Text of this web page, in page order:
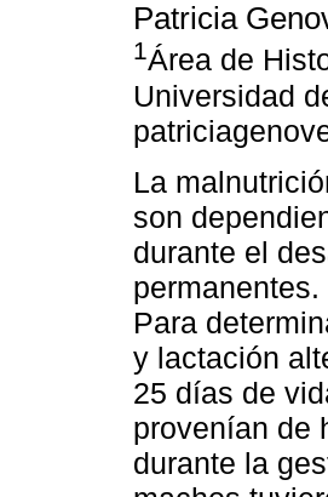
Patricia
1Área de
Universidad
La
son
durante el
Para
y lactación
25 días de
provenían de
durante la